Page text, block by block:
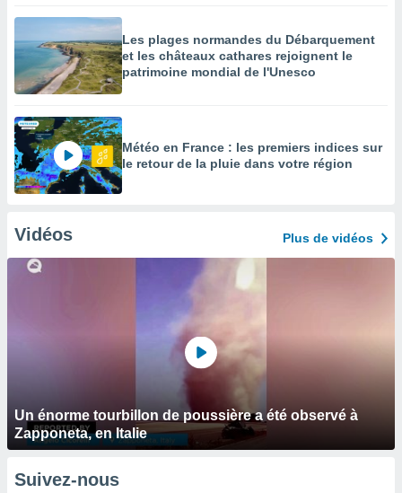
Les plages normandes du Débarquement
et les châteaux cathares rejoignent le
patrimoine mondial de l'Unesco
Météo en France : les premiers indices sur
le retour de la pluie dans votre région
Vidéos Plus de vidéos
Un énorme tourbillon de poussière a été observé à
Zapponeta, en Italie
Suivez-nous